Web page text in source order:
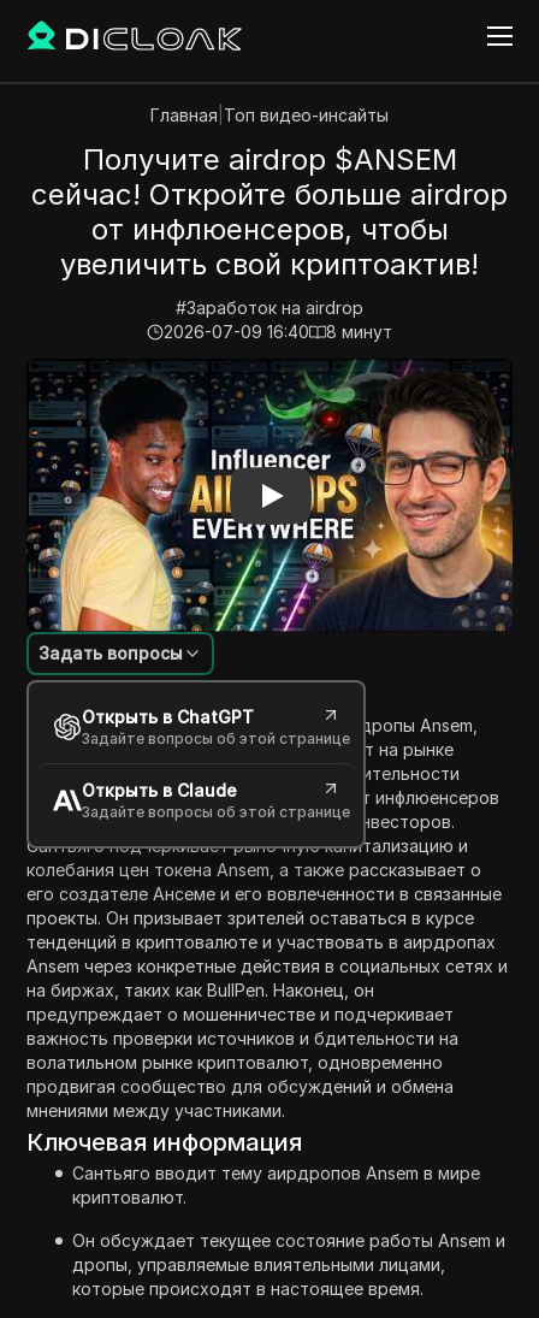
Главная Топ видео-инсайты
Получите airdrop $ANSEM
сейчас! Откройте больше airdrop
от инфлюенсеров, чтобы
увеличить свой криптоактив!
#Заработок на airdrop
2026-07-09 16:40
8 минут
Play Video:Получите airdrop $ANSEM сейчас!
Введение в содержание
Задать вопросы
Открыть в ChatGPT
Задайте вопросы об этой странице
Открыть в Claude
Задайте вопросы об этой странице
В этом видео Сантьяго обсуждает аирдропы Ansem,
которые в настоящее время происходят на рынке
криптовалют. Он дает идеи о производительности
токена Ansem, событиях в аирдропах от инфлюенсеров
и потенциальной прибыли для ранних инвесторов.
Сантьяго подчеркивает рыночную капитализацию и
колебания цен токена Ansem, а также рассказывает о
его создателе Ансеме и его вовлеченности в связанные
проекты. Он призывает зрителей оставаться в курсе
тенденций в криптовалюте и участвовать в аирдропах
Ansem через конкретные действия в социальных сетях и
на биржах, таких как BullPen. Наконец, он
предупреждает о мошенничестве и подчеркивает
важность проверки источников и бдительности на
волатильном рынке криптовалют, одновременно
продвигая сообщество для обсуждений и обмена
мнениями между участниками.
Ключевая информация
Сантьяго вводит тему аирдропов Ansem в мире
криптовалют.
Он обсуждает текущее состояние работы Ansem и
дропы, управляемые влиятельными лицами,
которые происходят в настоящее время.